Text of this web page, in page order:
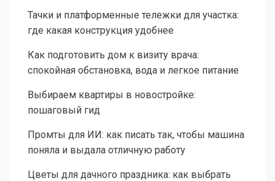
Тачки и платформенные тележки для участка:
где какая конструкция удобнее
Как подготовить дом к визиту врача:
спокойная обстановка, вода и легкое питание
Выбираем квартиры в новостройке:
пошаговый гид
Промты для ИИ: как писать так, чтобы машина
поняла и выдала отличную работу
Цветы для дачного праздника: как выбрать